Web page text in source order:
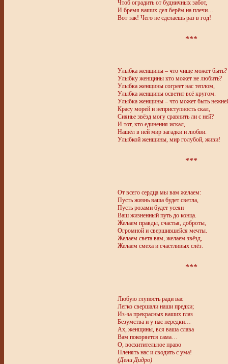
Чтоб оградить от будничных забот,
И бремя ваших дел берём на плечи…
Вот так! Чего не сделаешь раз в год!
***
Улыбка женщины – что чище может быть?
Улыбку женщины кто может не любить?
Улыбка женщины согреет нас теплом,
Улыбка женщины осветит всё кругом.
Улыбка женщины – что может быть
Красу морей и неприступность скал,
Сиянье звёзд могу сравнить ли с ней?
И тот, кто единения искал,
Нашёл в ней мир загадки и любви.
Улыбкой женщины, мир голубой, живи!
***
От всего сердца мы вам желаем:
Пусть жизнь ваша будет светла,
Пусть розами будет усеян
Ваш жизненный путь до конца.
Желаем правды, счастья, доброты,
Огромной и свершившейся мечты.
Желаем света вам, желаем звёзд,
Желаем смеха и счастливых слёз.
***
Любую глупость ради вас
Легко свершали наши предки;
Из-за прекрасных ваших глаз
Безумства и у нас нередки…
Ах, женщины, вся ваша слава
Вам покоряется сама…
О, восхитительное право
Пленять нас и сводить с ума!
(Дени Дидро)